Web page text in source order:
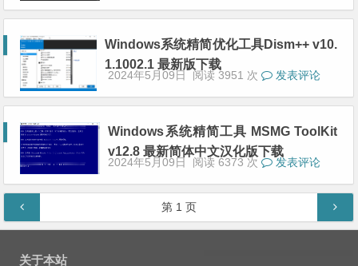
Windows系统精简优化工具Dism++ v10.
1.1002.1 最新版下载
2024年5月09日 阅读 3951 次 发表评论
Windows系统精简工具 MSMG ToolKit
v12.8 最新简体中文汉化版下载
2024年5月09日 阅读 6373 次 发表评论
文章导航 第 1 页
关于本站